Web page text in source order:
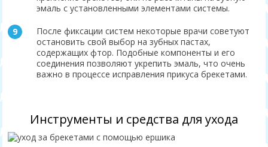
эмаль с установленными элементами системы.
После фиксации систем некоторые врачи советуют
остановить свой выбор на зубных пастах,
содержащих фтор. Подобные компоненты и его
соединения позволяют укрепить эмаль, что очень
важно в процессе исправления прикуса брекетами.
Инструменты и средства для ухода